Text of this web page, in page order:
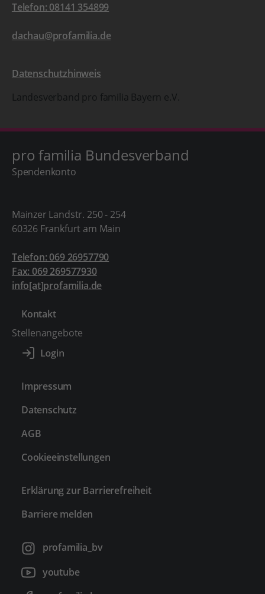
Telefon: 08141 354899
dachau@profamilia.de
Datenschutzhinweis
Landesverband pro familia Bayern e.V.
pro familia Bundesverband
Spendenkonto
Mainzer Landstr. 250 - 254
60326 Frankfurt am Main
Telefon: 069 26957790
Fax: 069 269577930
info[at]profamilia.de
Kontakt
Stellenangebote
Impressum
Datenschutz
AGB
Cookieeinstellungen
Erklärung zur Barrierefreiheit
Barriere melden
profamilia_bv
youtube